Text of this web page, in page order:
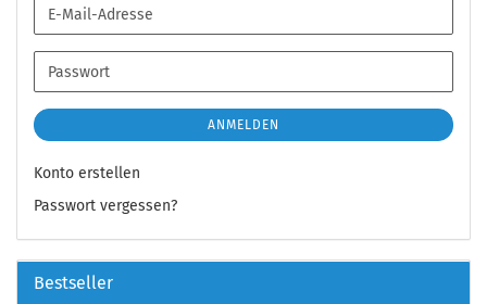
E-
Mail-
Adresse
Passwort
ANMELDEN
Konto erstellen
Passwort vergessen?
Bestseller